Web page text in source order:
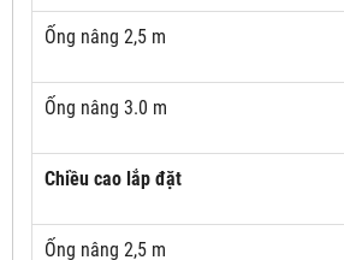
Ống nâng 2,5 m
Ống nâng 3.0 m
Chiều cao lắp đặt
Ống nâng 2,5 m